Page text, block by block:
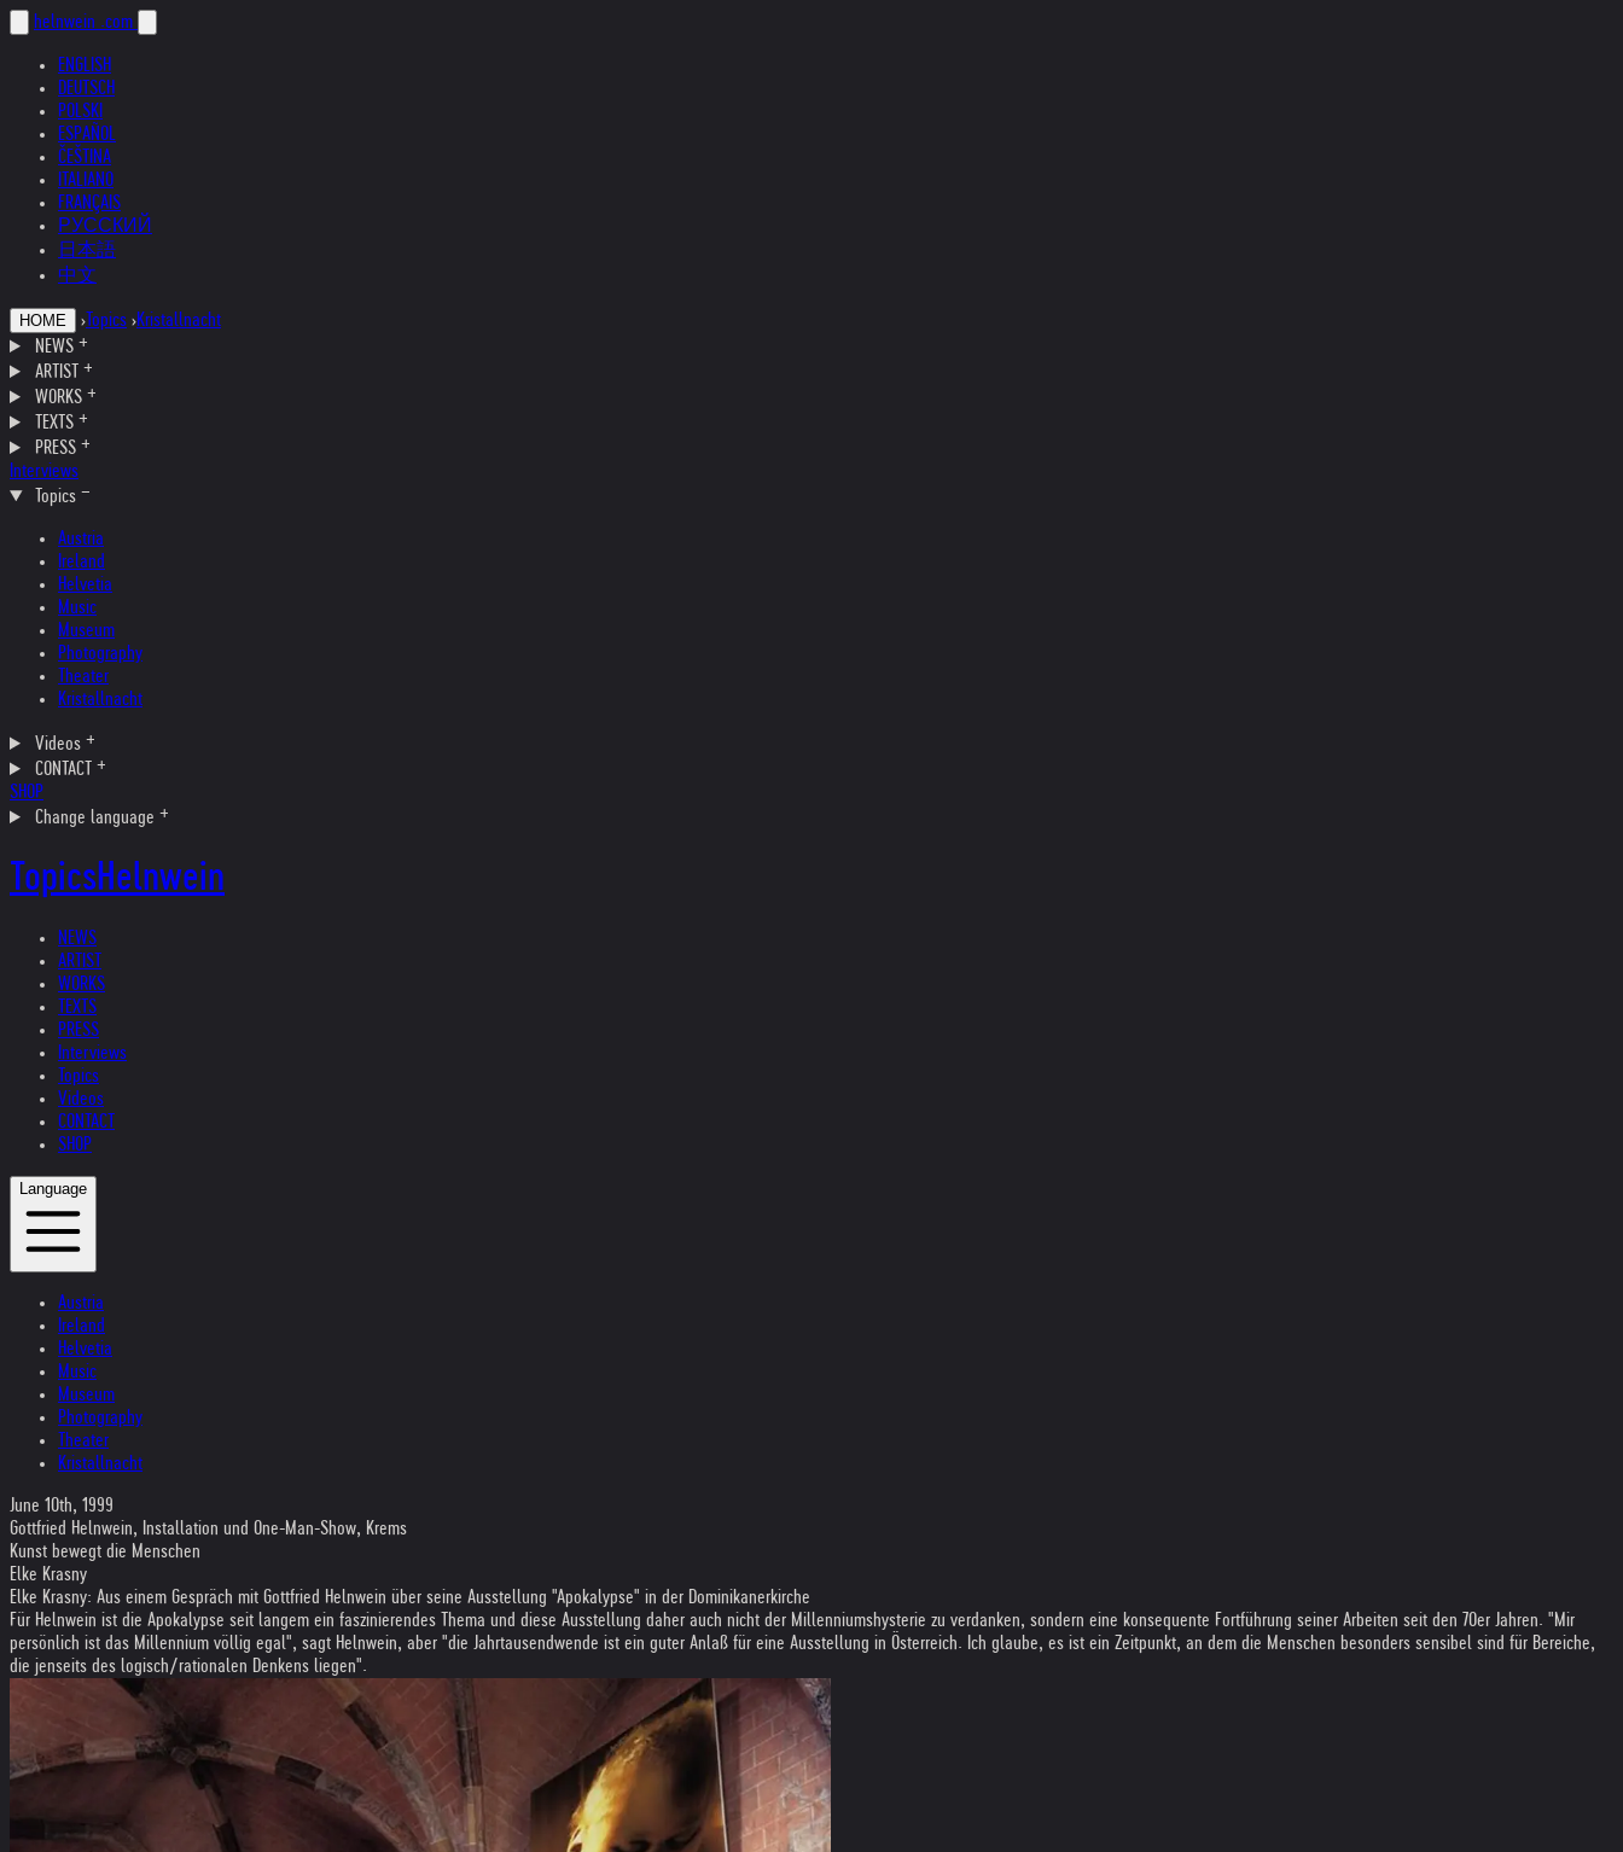
helnwein .com
ENGLISH
DEUTSCH
POLSKI
ESPAÑOL
ČEŠTINA
ITALIANO
FRANÇAIS
РУССКИЙ
日本語
中文
HOME › Topics ›Kristallnacht
NEWS
ARTIST
WORKS
TEXTS
PRESS
Interviews
Topics
Austria
Ireland
Helvetia
Music
Museum
Photography
Theater
Kristallnacht
Videos
CONTACT
SHOP
Change language
TopicsHelnwein
NEWS
ARTIST
WORKS
TEXTS
PRESS
Interviews
Topics
Videos
CONTACT
SHOP
Language
Austria
Ireland
Helvetia
Music
Museum
Photography
Theater
Kristallnacht
June 10th, 1999
Gottfried Helnwein, Installation und One-Man-Show, Krems
Kunst bewegt die Menschen
Elke Krasny
Elke Krasny: Aus einem Gespräch mit Gottfried Helnwein über seine Ausstellung "Apokalypse" in der Dominikanerkirche
Für Helnwein ist die Apokalypse seit langem ein faszinierendes Thema und diese Ausstellung daher auch nicht der Millenniumshysterie zu verdanken, sondern eine konsequente Fortführung seiner Arbeiten seit den 70er Jahren. "Mir
persönlich ist das Millennium völlig egal", sagt Helnwein, aber "die Jahrtausendwende ist ein guter Anlaß für eine Ausstellung in Österreich. Ich glaube, es ist ein Zeitpunkt, an dem die Menschen besonders sensibel sind für Bereiche,
die jenseits des logisch/rationalen Denkens liegen".